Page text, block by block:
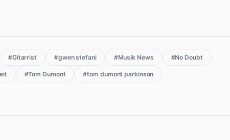
#Gitarrist #gwen stefani #Musik News #No Doubt
#Tom Dumont #tom dumont parkinson